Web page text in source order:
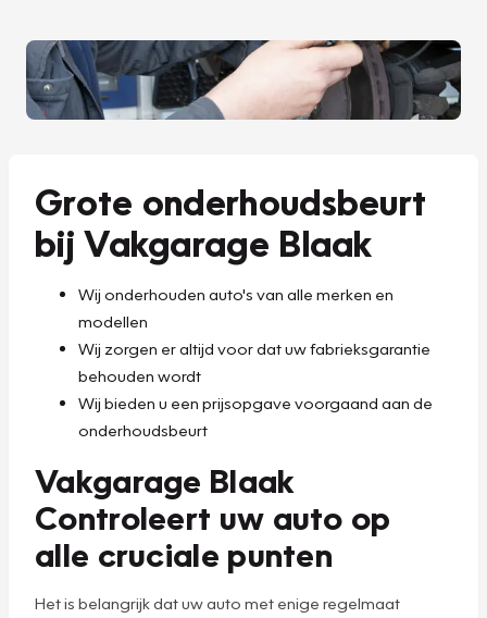
Grote onderhoudsbeurt
bij Vakgarage Blaak
Wij onderhouden auto's van alle merken en
modellen
Wij zorgen er altijd voor dat uw fabrieksgarantie
behouden wordt
Wij bieden u een prijsopgave voorgaand aan de
onderhoudsbeurt
Vakgarage Blaak
Controleert uw auto op
alle cruciale punten
Het is belangrijk dat uw auto met enige regelmaat